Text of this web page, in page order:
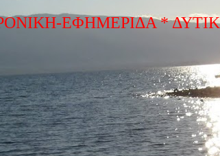
ΕΦΗΜΕΡΙΔΑ *